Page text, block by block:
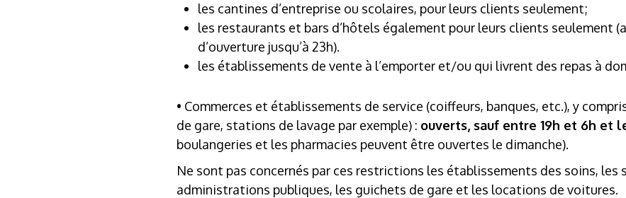
les cantines d’entreprise ou scolaires, pour leurs clients seulement;
les restaurants et bars d’hôtels également pour leurs clients seulement
d’ouverture jusqu’à 23h).
les établissements de vente à l’emporter et/ou qui livrent des repas à
• Commerces et établissements de service (coiffeurs, banques, etc.), y
de gare, stations de lavage par exemple) : ouverts, sauf entre 19h et 6h et
boulangeries et les pharmacies peuvent être ouvertes le dimanche).
Ne sont pas concernés par ces restrictions les établissements des soins, les
administrations publiques, les guichets de gare et les locations de voitures.